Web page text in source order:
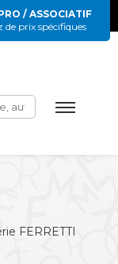
/ ASSOCIATIF
de prix spécifiques
:
FERRETTI